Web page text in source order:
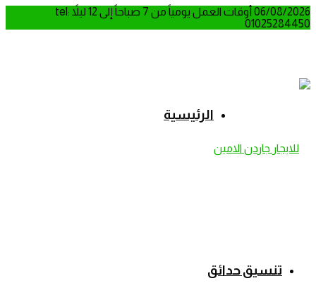
06/08/2026 أوقات العمل يومياً من 7 صباحاً إلى 12 ليلاً
tel:
01025284450
الرئيسية
تنسيق حدائق